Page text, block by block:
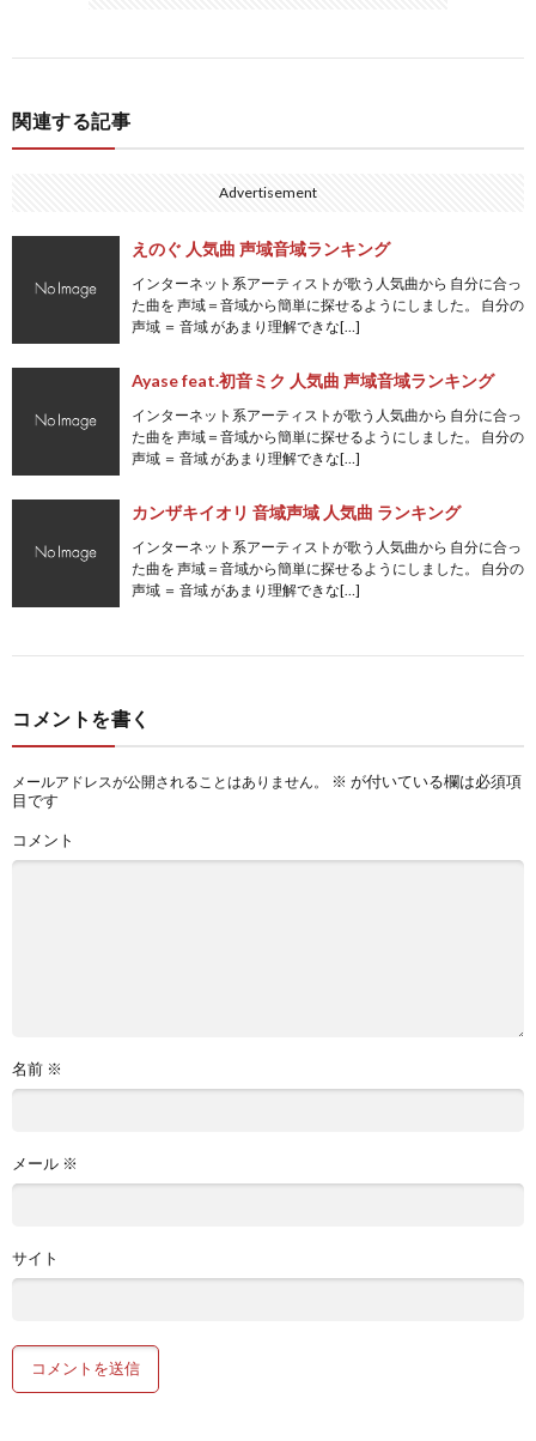
関連する記事
Advertisement
えのぐ 人気曲 声域音域ランキング
インターネット系アーティストが歌う人気曲から 自分に合っ
た曲を 声域＝音域から簡単に探せるようにしました。 自分の
声域 ＝ 音域 があまり理解できな[…]
Ayase feat.初音ミク 人気曲 声域音域ランキング
インターネット系アーティストが歌う人気曲から 自分に合っ
た曲を 声域＝音域から簡単に探せるようにしました。 自分の
声域 ＝ 音域 があまり理解できな[…]
カンザキイオリ 音域声域 人気曲 ランキング
インターネット系アーティストが歌う人気曲から 自分に合っ
た曲を 声域＝音域から簡単に探せるようにしました。 自分の
声域 ＝ 音域 があまり理解できな[…]
コメントを書く
メールアドレスが公開されることはありません。 ※ が付いている欄は必須項
目です
コメント
名前 ※
メール ※
サイト